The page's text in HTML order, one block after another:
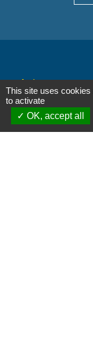
Liens
Oise mobilité
This site uses
to activate
OK, accept all